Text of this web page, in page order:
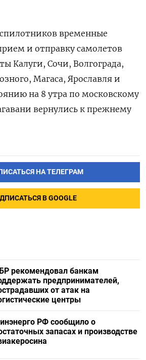
временные
и отправку самолетов
Калуги, Сочи, Волгограда,
Магаса, Ярославля и
на 8 утра по московскому
вернулись к прежнему
НА ТЕЛЕГРАМ
В GOOGLE
рекомендовал банкам
предпринимателей,
от атак на
центры
РФ сообщило о
запасах и производстве